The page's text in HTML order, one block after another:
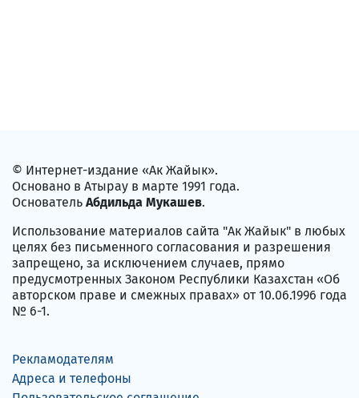
© Интернет-издание «Ак Жайык».
Основано в Атырау в марте 1991 года.
Основатель Абдильда Мукашев.
Использование материалов сайта "Ак Жайык" в любых
целях без письменного согласования и разрешения
запрещено, за исключением случаев, прямо
предусмотренных Законом Республики Казахстан «Об
авторском праве и смежных правах» от 10.06.1996 года
№ 6-1.
Рекламодателям
Адреса и телефоны